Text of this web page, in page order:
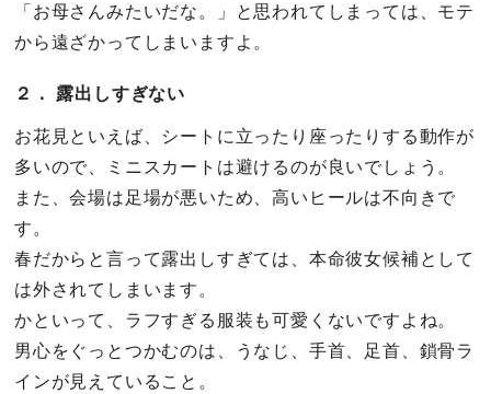
「お母さんみたいだな。」と思われてしまっては、モテ
から遠ざかってしまいますよ。
２． 露出しすぎない
お花見といえば、シートに立ったり座ったりする動作が
多いので、ミニスカートは避けるのが良いでしょう。
また、会場は足場が悪いため、高いヒールは不向きで
す。
春だからと言って露出しすぎては、本命彼女候補として
は外されてしまいます。
かといって、ラフすぎる服装も可愛くないですよね。
男心をぐっとつかむのは、うなじ、手首、足首、鎖骨ラ
インが見えていること。